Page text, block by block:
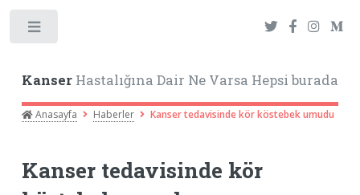
KanserHastalığına Dair Ne Varsa Hepsi burada
Anasayfa Haberler Kanser tedavisinde kör köstebek umudu
Kanser tedavisinde kör